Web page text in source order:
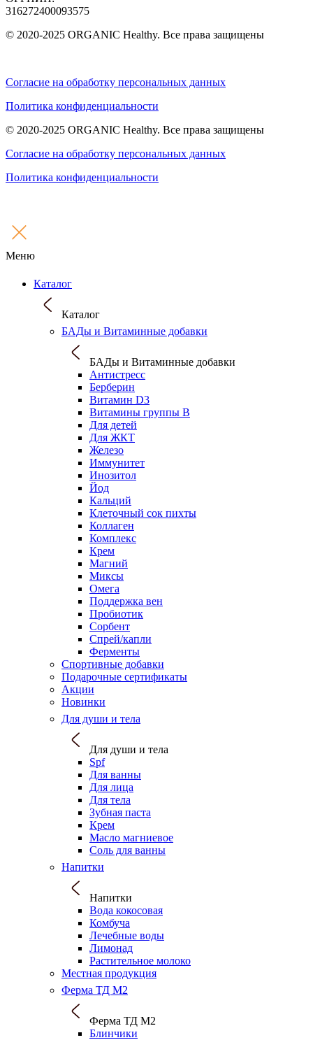
316272400093575
© 2020-2025 ORGANIC Healthy. Все права защищены
Согласие на обработку персональных данных
Политика конфиденциальности
© 2020-2025 ORGANIC Healthy. Все права защищены
Согласие на обработку персональных данных
Политика конфиденциальности
Меню
Каталог
Каталог
БАДы и Витаминные добавки
БАДы и Витаминные добавки
Антистресс
Берберин
Витамин D3
Витамины группы B
Для детей
Для ЖКТ
Железо
Иммунитет
Инозитол
Йод
Кальций
Клеточный сок пихты
Коллаген
Комплекс
Крем
Магний
Миксы
Омега
Поддержка вен
Пробиотик
Сорбент
Спрей/капли
Ферменты
Спортивные добавки
Подарочные сертификаты
Акции
Новинки
Для души и тела
Для души и тела
Spf
Для ванны
Для лица
Для тела
Зубная паста
Крем
Масло магниевое
Соль для ванны
Напитки
Напитки
Вода кокосовая
Комбуча
Лечебные воды
Лимонад
Растительное молоко
Местная продукция
Ферма ТД М2
Ферма ТД М2
Блинчики